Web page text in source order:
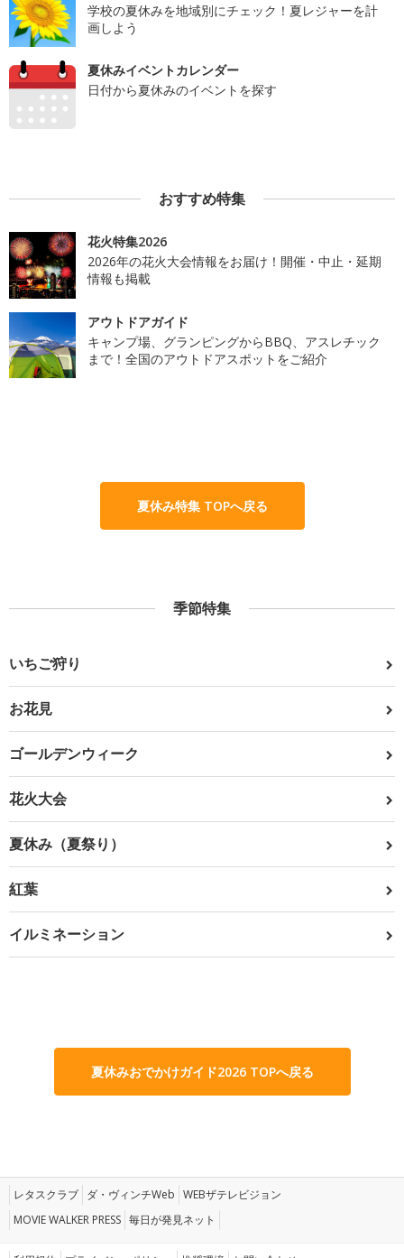
学校の夏休みを地域別にチェック！夏レジャーを計
画しよう
夏休みイベントカレンダー
日付から夏休みのイベントを探す
おすすめ特集
花火特集2026
2026年の花火大会情報をお届け！開催・中止・延期
情報も掲載
アウトドアガイド
キャンプ場、グランピングからBBQ、アスレチック
まで！全国のアウトドアスポットをご紹介
夏休み特集 TOPへ戻る
季節特集
いちご狩り
お花見
ゴールデンウィーク
花火大会
夏休み（夏祭り）
紅葉
イルミネーション
夏休みおでかけガイド2026 TOPへ戻る
レタスクラブ ダ・ヴィンチWeb WEBザテレビジョン
MOVIE WALKER PRESS 毎日が発見ネット